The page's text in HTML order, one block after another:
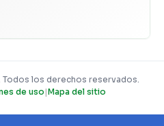
los derechos reservados.
de uso |Mapa del sitio